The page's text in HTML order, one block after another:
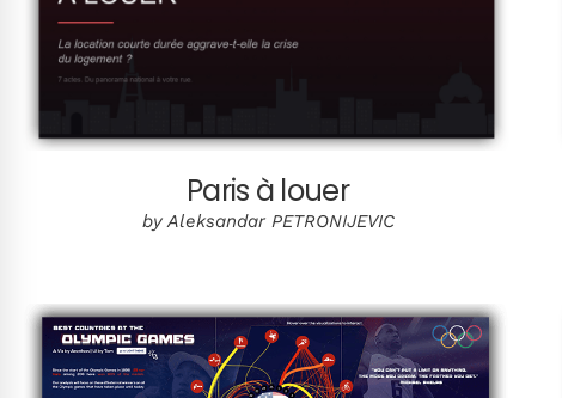
Paris à louer
by Aleksandar PETRONIJEVIC